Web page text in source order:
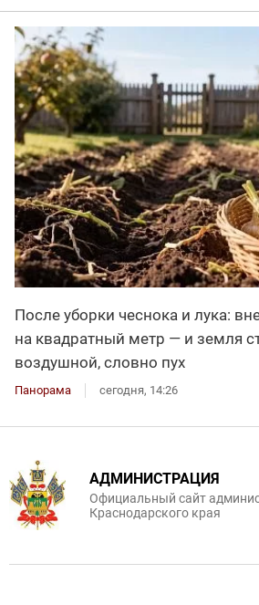
После уборки чеснока и лука:
на квадратный метр — и земля
воздушной, словно пух
Панорама сегодня, 14:26
АДМИНИСТРАЦИЯ
Официальный сайт
Краснодарского края